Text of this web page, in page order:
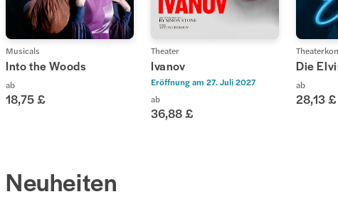
Musicals
Into the Woods
ab
18,75 £
Theater
Ivanov
Eröffnung am 27. Juli 2027
ab
36,88 £
Die
ab
28,13 £
Neuheiten